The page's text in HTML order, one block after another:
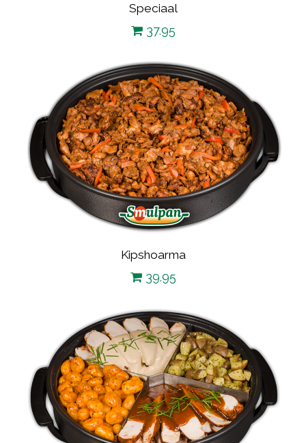
Speciaal
37.95
Kipshoarma
39.95